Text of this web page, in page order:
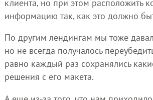
клиента, но при этом расположить
информацию так, как это должно
По другим лендингам мы тоже
но не всегда получалось
равно каждый раз сохранялись
решения с его макета.